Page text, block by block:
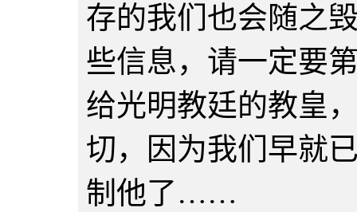
存的我们也会随之
些信息，请一定要
给光明教廷的教皇
切，因为我们早就
制他了……